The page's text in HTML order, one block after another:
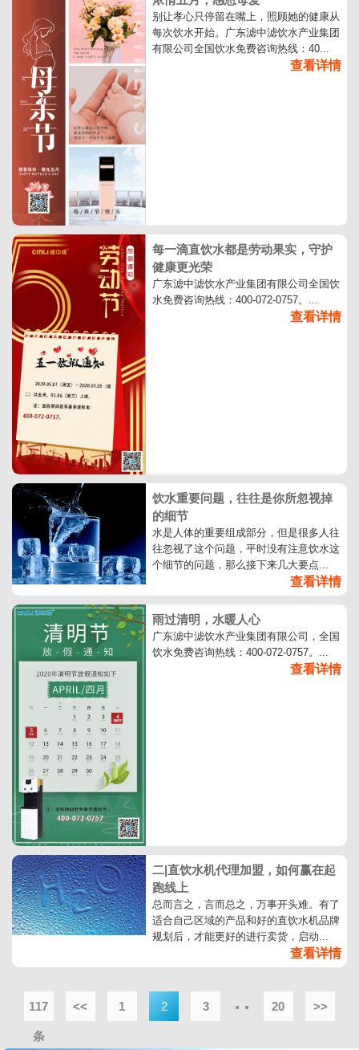
别让孝心只停留在嘴上，照顾她的健康从
每次饮水开始。广东滤中滤饮水产业集团
有限公司全国饮水免费咨询热线：40...
查看详情
每一滴直饮水都是劳动果实，守护
健康更光荣
广东滤中滤饮水产业集团有限公司全国饮
水免费咨询热线：400-072-0757。...
查看详情
饮水重要问题，往往是你所忽视掉
的细节
水是人体的重要组成部分，但是很多人往
往忽视了这个问题，平时没有注意饮水这
个细节的问题，那么接下来几大要点...
查看详情
雨过清明，水暖人心
广东滤中滤饮水产业集团有限公司，全国
饮水免费咨询热线：400-072-0757。...
查看详情
二|直饮水机代理加盟，如何赢在起
跑线上
总而言之，言而总之，万事开头难。有了
适合自己区域的产品和好的直饮水机品牌
规划后，才能更好的进行卖货，启动...
查看详情
117
条
<< 1 2 3 ·· 20 >>